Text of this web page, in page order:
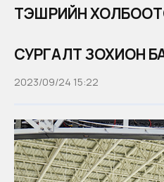
ТЭШҮҮРИЙН
СУРГАЛТ ЗОХИОН
2023/09/24 15:22